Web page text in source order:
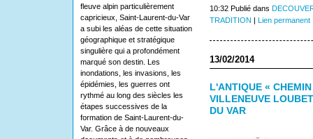
fleuve alpin particulièrement
capricieux, Saint-Laurent-du-Var
a subi les aléas de cette situation
géographique et stratégique
singulière qui a profondément
marqué son destin. Les
inondations, les invasions, les
épidémies, les guerres ont
rythmé au long des siècles les
étapes successives de la
formation de Saint-Laurent-du-
Var. Grâce à de nouveaux
10:32 Publié dans
TRADITION
Lien permanent
13/02/2014
L'ANTIQUE «
VILLENEUVE
DU VAR